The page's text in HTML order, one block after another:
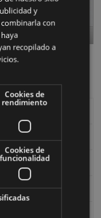
of52
4.40 MB (4611747
y
con
recopilado a
Cookies de
rendimiento
Cookies de
funcionalidad